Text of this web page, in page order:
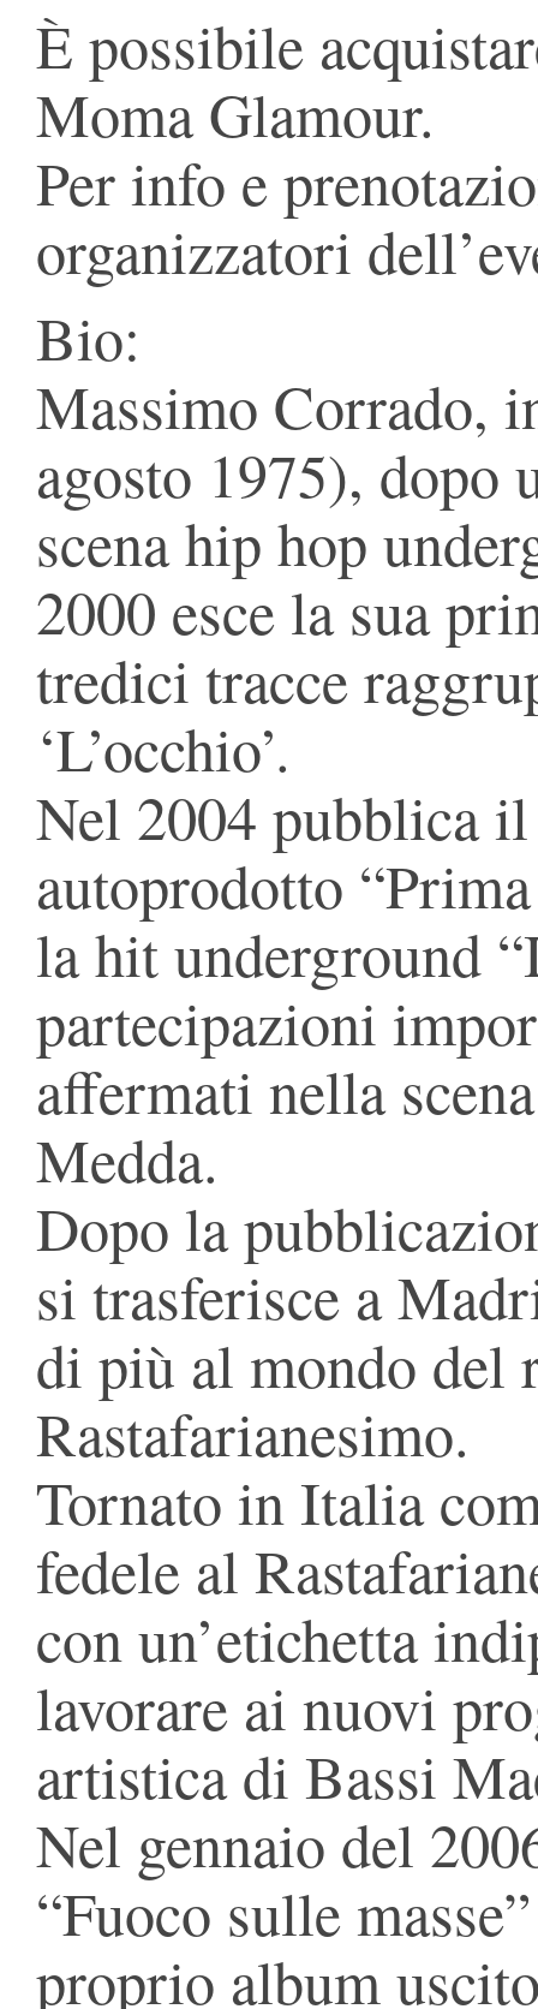
È possibile
Moma Glamour.
Per info e
organizzatori
Bio:
Massimo Corrado,
agosto 1975), dopo
scena hip hop
2000 esce la sua
tredici tracce
‘L’occhio’.
Nel 2004 pubblica
autoprodotto
la hit underground
partecipazioni
affermati nella
Medda.
Dopo la
si trasferisce a
di più al mondo del
Rastafarianesimo.
Tornato in Italia
fedele al
con un’etichetta
lavorare ai nuovi
artistica di Bassi
Nel gennaio del
“Fuoco sulle
proprio album